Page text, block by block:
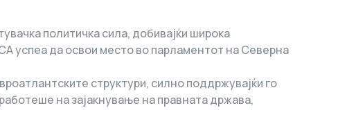
политичка сила, добивајќи широка
успеа да освои место во парламентот на Северна
структури, силно поддржувајќи го
на зајакнување на правната држава,